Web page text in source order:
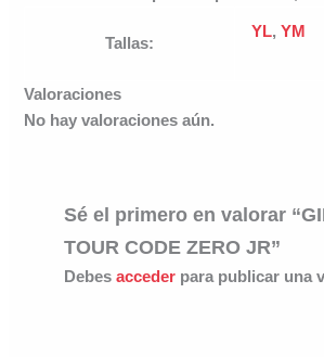
Tallas:
YL,YM
Valoraciones
No hay valoraciones aún.
Sé el primero en valorar
TOUR CODE ZERO JR”
Debes accederpara publicar una